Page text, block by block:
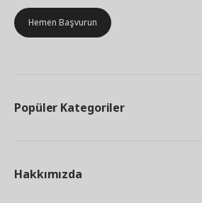
Hemen Başvurun
Popüler Kategoriler
Hakkımızda